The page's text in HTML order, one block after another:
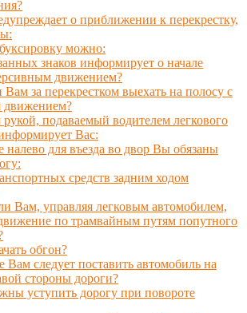
о приближении к перекрестку,
можно:
знаков информирует о начале
движением?
за перекрестком выехать на полосу с
движением?
рукой, подаваемый водителем легкового
Вас:
налево для въезда во двор Вы обязаны
средств задним ходом
Вам, управляя легковым автомобилем,
по трамвайным путям попутного
обгон?
Вам следует поставить автомобиль на
стороны дороги?
уступить дорогу при повороте